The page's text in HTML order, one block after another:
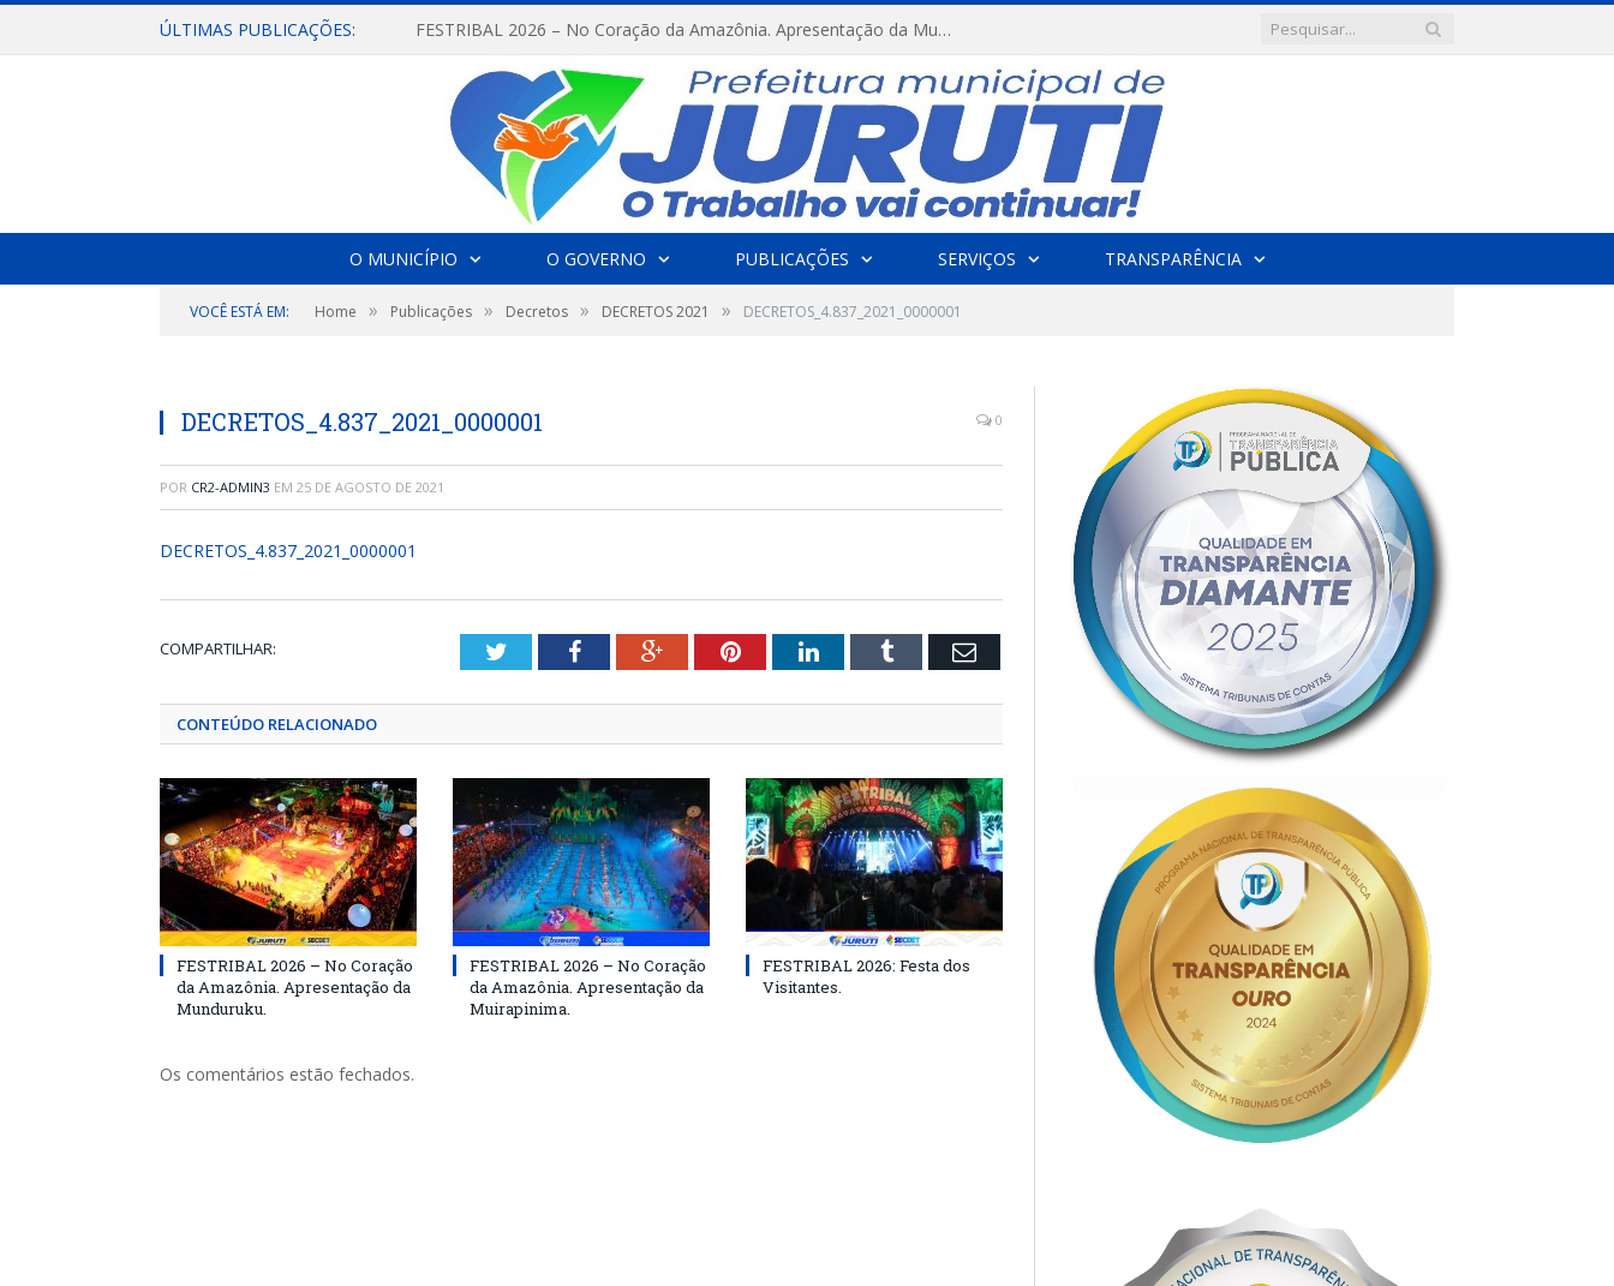
ÚLTIMAS PUBLICAÇÕES: FESTRIBAL 2026 – No Coração da Amazônia. Apresentação da Munduruku.
O MUNICÍPIO O GOVERNO PUBLICAÇÕES SERVIÇOS TRANSPARÊNCIA
VOCÊ ESTÁ EM: Home » Publicações » Decretos » DECRETOS 2021 » DECRETOS_4.837_2021_0000001
DECRETOS_4.837_2021_0000001 0
POR CR2-ADMIN3 EM 25 DE AGOSTO DE 2021
DECRETOS_4.837_2021_0000001
COMPARTILHAR: TwitterFacebookGoogle+PinterestLinkedInTumblr Email
CONTEÚDO RELACIONADO
FESTRIBAL 2026 – No Coração
da Amazônia. Apresentação da
Munduruku.
FESTRIBAL 2026 – No Coração
da Amazônia. Apresentação da
Muirapinima.
FESTRIBAL 2026: Festa dos
Visitantes.
Os comentários estão fechados.